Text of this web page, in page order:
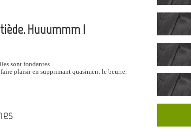
Huuummm !
sont fondantes.
plaisir en supprimant quasiment le beurre.